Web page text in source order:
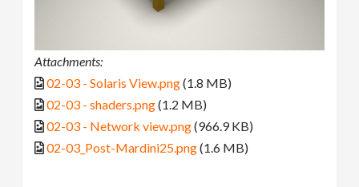
Attachments:
02-03 - Solaris View.png(1.8 MB)
02-03 - shaders.png(1.2 MB)
02-03 - Network view.png(966.9 KB)
02-03_Post-Mardini25.png(1.6 MB)